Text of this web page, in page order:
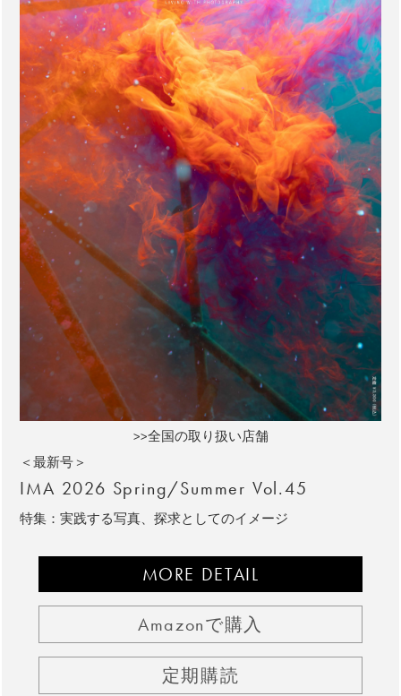
>>全国の取り扱い店舗
＜最新号＞
IMA 2026 Spring/Summer Vol.45
特集：実践する写真、探求としてのイメージ
MORE DETAIL
Amazonで購入
定期購読